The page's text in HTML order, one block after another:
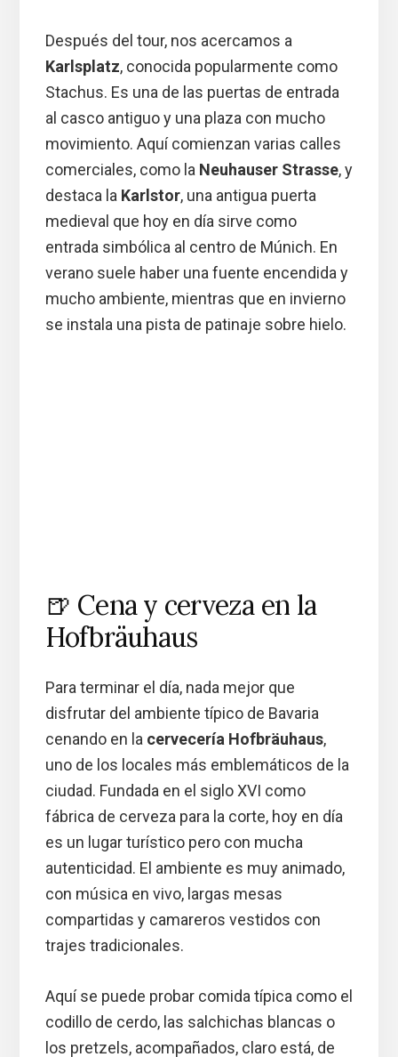
Después del tour, nos acercamos a
Karlsplatz, conocida popularmente como
Stachus. Es una de las puertas de entrada
al casco antiguo y una plaza con mucho
movimiento. Aquí comienzan varias calles
comerciales, como la Neuhauser Strasse, y
destaca la Karlstor, una antigua puerta
medieval que hoy en día sirve como
entrada simbólica al centro de Múnich. En
verano suele haber una fuente encendida y
mucho ambiente, mientras que en invierno
se instala una pista de patinaje sobre hielo.
🍺 Cena y cerveza en la
Hofbräuhaus
Para terminar el día, nada mejor que
disfrutar del ambiente típico de Bavaria
cenando en la cervecería Hofbräuhaus,
uno de los locales más emblemáticos de la
ciudad. Fundada en el siglo XVI como
fábrica de cerveza para la corte, hoy en día
es un lugar turístico pero con mucha
autenticidad. El ambiente es muy animado,
con música en vivo, largas mesas
compartidas y camareros vestidos con
trajes tradicionales.
Aquí se puede probar comida típica como el
codillo de cerdo, las salchichas blancas o
los pretzels, acompañados, claro está, de